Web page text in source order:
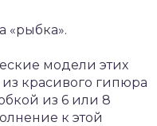
«рыбка».
модели этих
красивого гипюра
из 6 или 8
к этой